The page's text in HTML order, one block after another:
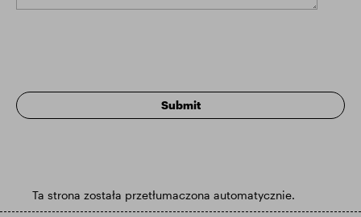
Ta strona została przetłumaczona automatycznie.